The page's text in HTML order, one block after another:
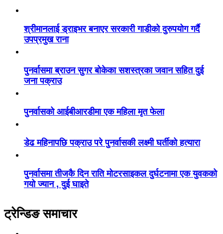
श्रीमानलाई ड्राइभर बनाएर सरकारी गाडीको दुरुपयोग गर्दै
उपप्रमुख राना
पुनर्वासमा ब्राउन सुगर बोकेका सशस्त्रका जवान सहित दुई
जना पक्राउ
पुनर्वासको आईबीआरडीमा एक महिला मृत फेला
डेढ महिनापछि पक्राउ परे पुनर्वासकी लक्ष्मी घर्तीको हत्यारा
पुनर्वासमा तीजकै दिन राति मोटरसाइकल दुर्घटनामा एक युवकको
गयो ज्यान , दुई घाइते
ट्रेन्डिङ समाचार